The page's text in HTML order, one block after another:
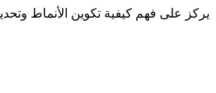
يركز على فهم كيفية تكوين الأنماط